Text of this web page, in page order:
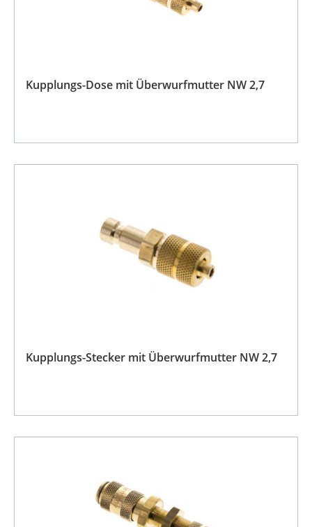
Kupplungs-Dose mit Überwurfmutter NW 2,7
Kupplungs-Stecker mit Überwurfmutter NW 2,7